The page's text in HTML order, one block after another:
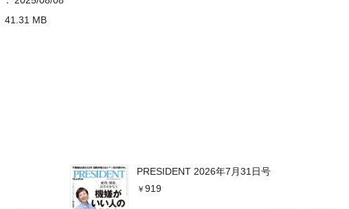
PRESIDENT 2026年7月31日号
919
41.31 MB